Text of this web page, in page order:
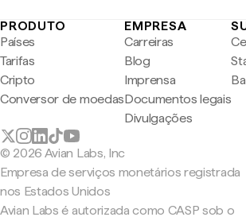
PRODUTO
Países
Tarifas
Cripto
Conversor de moedas
EMPRESA
Carreiras
Blog
Imprensa
Documentos legais
Divulgações
© 2026 Avian Labs, Inc
Empresa de serviços monetários registrada
nos Estados Unidos
Avian Labs é autorizada como CASP sob o